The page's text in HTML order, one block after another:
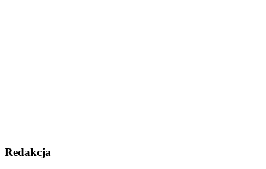
Redakcja